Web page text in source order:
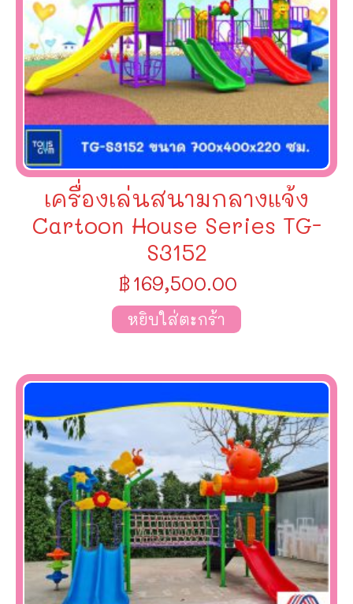
เครื่องเล่นสนามกลางแจ้ง
Cartoon House Series TG-
S3152
฿169,500.00
หยิบใส่ตะกร้า